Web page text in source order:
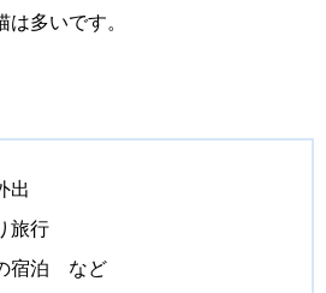
多いです。
出
旅行
宿泊 など